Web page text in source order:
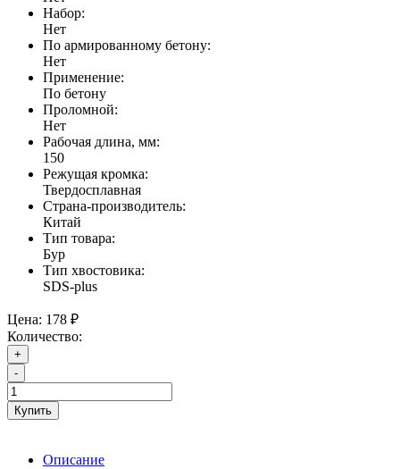
Набор:
Нет
По армированному бетону:
Нет
Применение:
По бетону
Проломной:
Нет
Рабочая длина, мм:
150
Режущая кромка:
Твердосплавная
Страна-производитель:
Китай
Тип товара:
Бур
Тип хвостовика:
SDS-plus
Цена: 178 ₽
Количество:
+
-
Купить
Описание